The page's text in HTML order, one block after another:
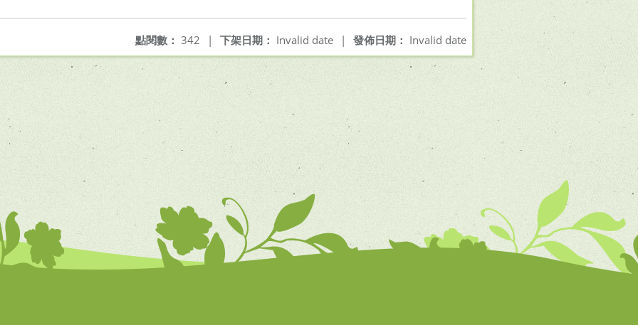
發佈日期： Invalid date
下架日期： Invalid date |
點閱數： 342 |